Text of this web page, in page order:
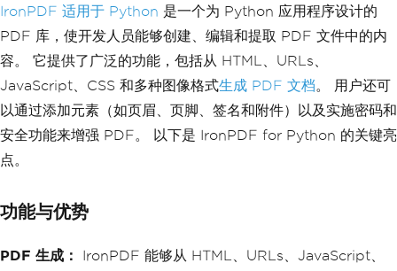
IronPDF 适用于 Python 是一个为 Python 应用程序设计的
PDF 库，使开发人员能够创建、编辑和提取 PDF 文件中的内
容。 它提供了广泛的功能，包括从 HTML、URLs、
JavaScript、CSS 和多种图像格式生成 PDF 文档。 用户还可
以通过添加元素（如页眉、页脚、签名和附件）以及实施密码和
安全功能来增强 PDF。 以下是 IronPDF for Python 的关键亮
点。
功能与优势
PDF 生成：
IronPDF 能够从 HTML、URLs、JavaScript、